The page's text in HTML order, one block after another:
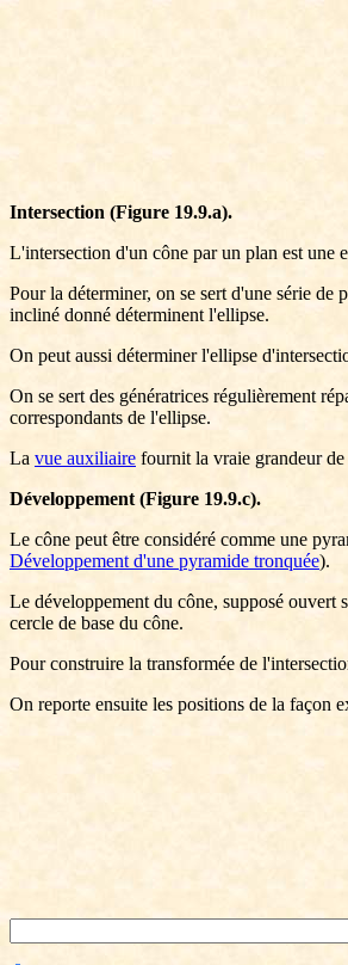
Intersection (Figure 19.9.a).
L'intersection d'un cône par un plan est une
Pour la déterminer, on se sert d'une série de
incliné donné déterminent l'ellipse.
On peut aussi déterminer l'ellipse
On se sert des génératrices régulièrement
correspondants de l'ellipse.
La vue auxiliaire fournit la vraie grandeur
Développement (Figure 19.9.c).
Le cône peut être considéré comme une
Développement d'une pyramide tronquée).
Le développement du cône, supposé ouvert
cercle de base du cône.
Pour construire la transformée de
On reporte ensuite les positions de la façon